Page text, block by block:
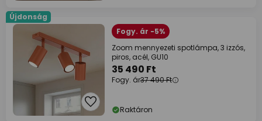
Újdonság
Fogy. ár -5%
Zoom mennyezeti spotlámpa, 3 izzós,
piros, acél, GU10
35 490 Ft
Fogy. ár37 490 Ft
Raktáron